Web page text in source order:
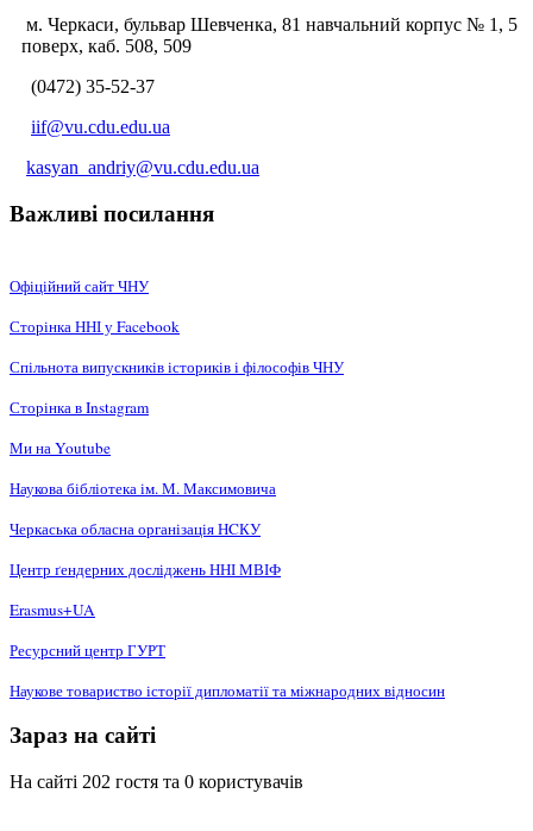
м. Черкаси, бульвар Шевченка, 81 навчальний корпус № 1, 5
поверх, каб. 508, 509
(0472) 35-52-37
iif@vu.cdu.edu.ua
kasyan_andriy@vu.cdu.edu.ua
Важливі посилання
Офіційний сайт ЧНУ
Сторінка ННІ у Facebook
Спільнота випускників істориків і філософів ЧНУ
Сторінка в Instagram
Ми на Youtube
Наукова бібліотека ім. М. Максимовича
Черкаська обласна організація НCКУ
Центр ґендерних досліджень ННІ МВІФ
Erasmus+UA
Ресурсний центр ГУРТ
Наукове товариство історії дипломатії та міжнародних відносин
Зараз на сайті
На сайті 202 гостя та 0 користувачів